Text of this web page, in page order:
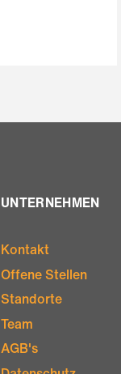
UNTERNEHMEN
Kontakt
Offene Stellen
Standorte
Team
AGB's